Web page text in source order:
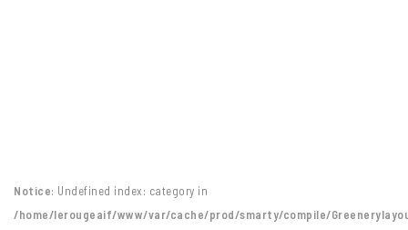
Notice: Undefined index: category in
/home/lerougeaif/www/var/cache/prod/smarty/compile/